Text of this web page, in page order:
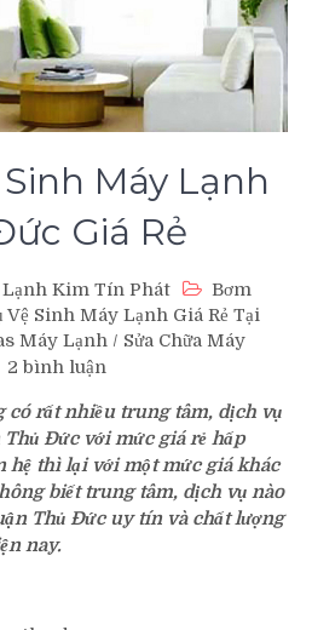
Máy Lạnh
Giá Rẻ
Kim Tín Phát
Bơm
Vệ Sinh Máy Lạnh Giá Rẻ Tại
Máy Lạnh / Sửa Chữa Máy
2 bình luận
Vụ
Vệ
Sinh
Máy
Lạnh
có rất nhiều trung tâm, dịch vụ
Đức với mức giá rẻ hấp
hệ thì lại với một mức giá khác
biết trung tâm, dịch vụ nào
Thủ Đức uy tín và chất lượng
nay.